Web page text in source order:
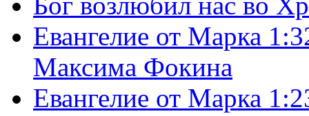
Евангелие от Марка
Максима Фокина
Евангелие от Марка